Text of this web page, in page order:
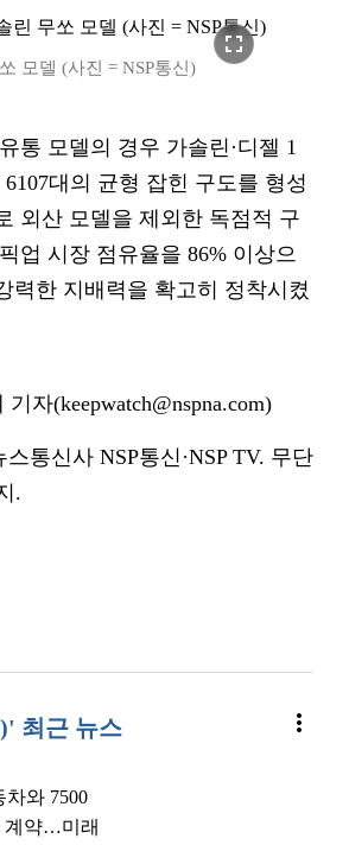
fullscreen
모델 (사진 = NSP통신)
통 모델의 경우 가솔린·디젤 1
6107대의 균형 잡힌 구도를 형성
외산 모델을 제외한 독점적 구
업 시장 점유율을 86% 이상으
력한 지배력을 확고히 정착시켰
자(keepwatch@nspna.com)
통신사 NSP통신·NSP TV. 무단
.
최근 뉴스 more_vert
와 7500
계약…미래